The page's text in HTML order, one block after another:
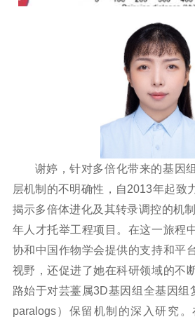
谢婷，针对多倍化带来的基因
层机制的不明确性，自2013年起致
揭示多倍体进化及其转录调控的机
年人才托举工程项目。在这一旅程
协和中国作物学会提供的支持和平
视野，还促进了她在科研领域的不
路始于对芸薹属3D基因组全基因组
paralogs）保留机制的深入研究